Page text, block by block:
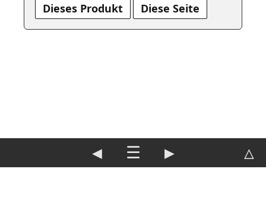
Dieses Produkt Diese Seite
◀ ☰ ▶ △